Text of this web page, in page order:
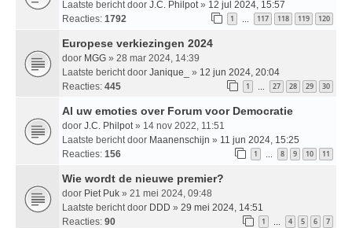
Laatste bericht door J.C. Philpot » 12 jul 2024, 15:57
Reacties: 1792 1 … 117 118 119 120
Europese verkiezingen 2024
door MGG » 28 mar 2024, 14:39
Laatste bericht door Janique_ » 12 jun 2024, 20:04
Reacties: 445 1 … 27 28 29 30
Al uw emoties over Forum voor Democratie
door J.C. Philpot » 14 nov 2022, 11:51
Laatste bericht door Maanenschijn » 11 jun 2024, 15:25
Reacties: 156 1 … 8 9 10 11
Wie wordt de nieuwe premier?
door Piet Puk » 21 mei 2024, 09:48
Laatste bericht door DDD » 29 mei 2024, 14:51
Reacties: 90 1 … 4 5 6 7